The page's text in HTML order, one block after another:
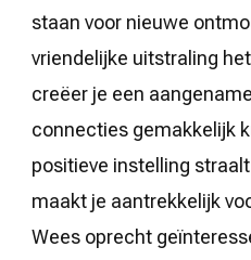
staan voor nieuwe
vriendelijke uitstraling
creëer je een
connecties gemakkelijk
positieve instelling
maakt je aantrekkelijk
Wees oprecht